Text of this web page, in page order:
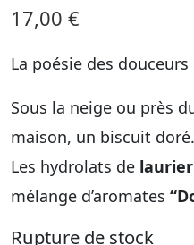
17,00 €
La poésie des douceurs
Sous la neige ou près
maison, un biscuit doré.
Les hydrolats de laurier
mélange d’aromates
Rupture de stock